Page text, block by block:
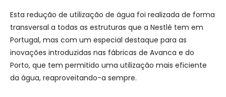
Esta redução de utilização de água foi realizada de forma
transversal a todas as estruturas que a Nestlé tem em
Portugal, mas com um especial destaque para as
inovações introduzidas nas fábricas de Avanca e do
Porto, que tem permitido uma utilização mais eficiente
da água, reaproveitando-a sempre.